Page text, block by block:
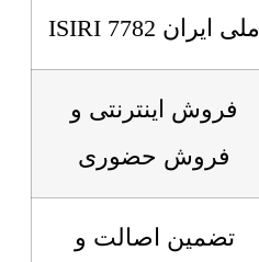
ملی ایران 7782 ISIRI
فروش اینترنتی و
فروش حضوری
تضمین اصالت و